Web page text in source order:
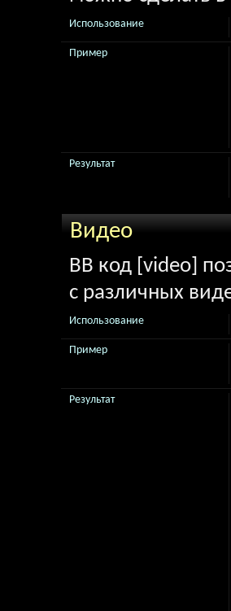
Использование
Пример
Результат
Видео
BB код [video]
с различных
Использование
Пример
Результат